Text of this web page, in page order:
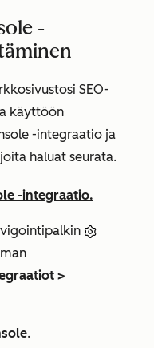
-
SEO-
käyttöön
-integraatio ja
haluat seurata.
-integraatio.
>
.